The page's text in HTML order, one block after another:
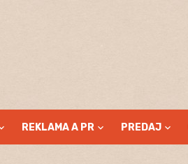
REKLAMA A PR PREDAJ